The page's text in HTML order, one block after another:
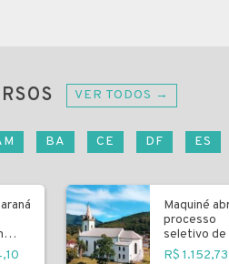
VER TODOS →
BA CE DF ES
Maquiné
processo
seletivo de
R$ 1.152,73